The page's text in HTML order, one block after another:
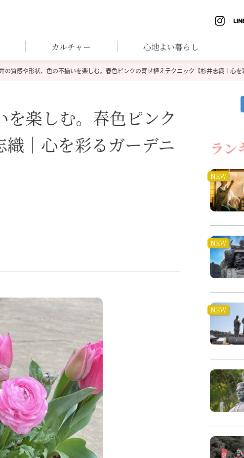
カルチャー 心地よい暮らし
の質感や形状、色の不揃いを楽しむ。春色ピンクの寄せ植えテクニック【杉井志織｜心を
楽しむ。春色ピンク
｜心を彩るガーデニ
ラン
NEW
NEW
NEW